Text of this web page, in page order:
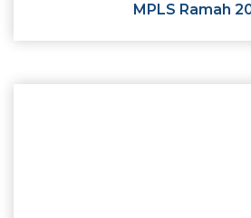
MPLS Ramah